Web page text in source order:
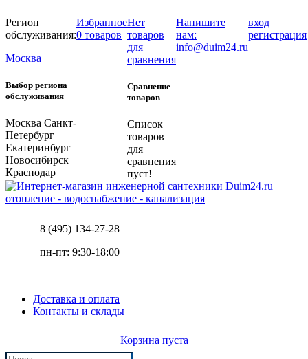
Регион
обслуживания:
Москва
Выбор региона
обслуживания
Москва Санкт-
Петербург
Екатеринбург
Новосибирск
Краснодар
Избранное
0 товаров
Нет
товаров
для
сравнения
Сравнение
товаров
Список
товаров
для
сравнения
пуст!
Напишите
нам:
info@duim24.ru
вход
регистрация
отопление - водоснабжение - канализация
8 (495) 134-27-28
пн-пт: 9:30-18:00
Доставка и оплата
Контакты и склады
Корзина пуста